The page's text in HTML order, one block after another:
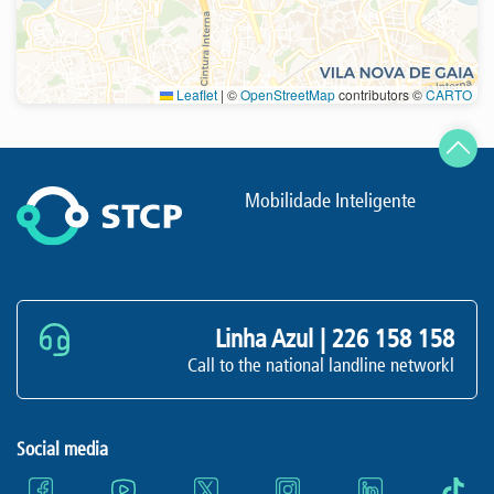
Leaflet | ©OpenStreetMapcontributors ©CARTO
Refresh
Mobilidade Inteligente
Linha Azul | 226 158 158
Call to the national landline networkl
Social media